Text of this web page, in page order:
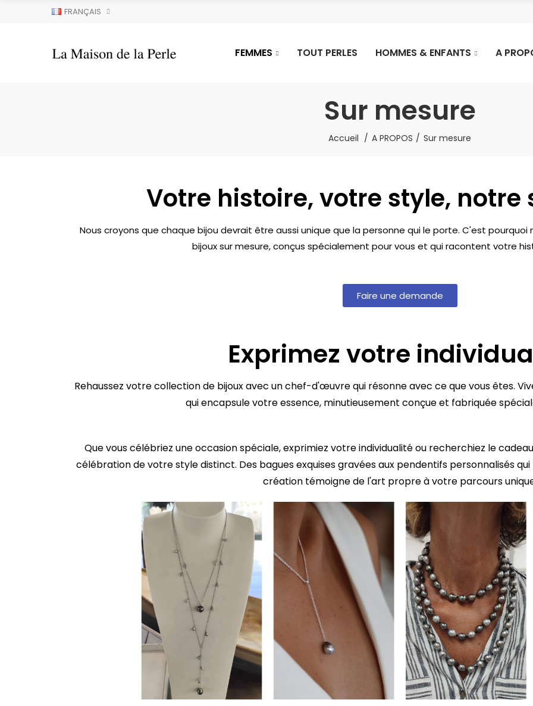
FRANÇAIS
FEMMES TOUT PERLES HOMMES & ENFANTS A
Sur mesure
Accueil A PROPOS Sur mesure
Votre histoire, votre style,
Nous croyons que chaque bijou devrait être aussi unique que la personne qui le porte. C'est
bijoux sur mesure, conçus spécialement pour vous et qui racontent votre
Faire une demande
Exprimez votre
Rehaussez votre collection de bijoux avec un chef-d'œuvre qui résonne avec ce que vous êtes.
qui encapsule votre essence, minutieusement conçue et fabriquée
Que vous célébriez une occasion spéciale, exprimiez votre individualité ou recherchiez le
célébration de votre style distinct. Des bagues exquises gravées aux pendentifs personnalisés
création témoigne de l'art propre à votre parcours